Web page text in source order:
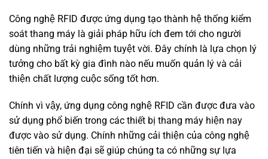
Công nghệ RFID được ứng dụng tạo thành hệ thống kiểm
soát thang máy là giải pháp hữu ích đem tới cho người
dùng những trải nghiệm tuyệt vời. Đây chính là lựa chọn lý
tưởng cho bất kỳ gia đình nào nếu muốn quản lý và cải
thiện chất lượng cuộc sống tốt hơn.
Chính vì vậy, ứng dụng công nghệ RFID cần được đưa vào
sử dụng phổ biến trong các thiết bị thang máy hiện nay
được vào sử dụng. Chính những cải thiện của công nghệ
tiên tiến và hiện đại sẽ giúp chúng ta có những sự lựa